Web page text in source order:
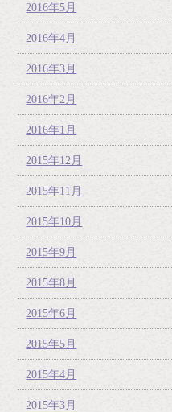
2016年5月
2016年4月
2016年3月
2016年2月
2016年1月
2015年12月
2015年11月
2015年10月
2015年9月
2015年8月
2015年6月
2015年5月
2015年4月
2015年3月